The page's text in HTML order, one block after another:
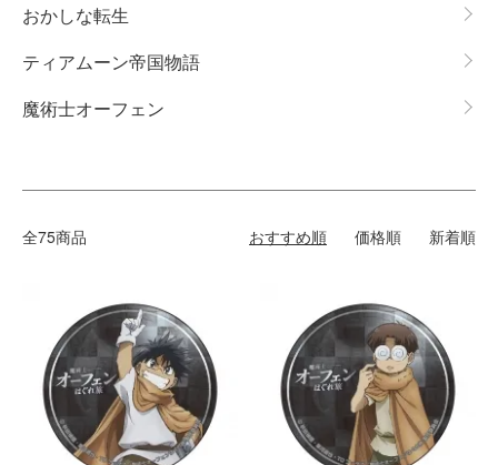
おかしな転生
ティアムーン帝国物語
魔術士オーフェン
全75商品 おすすめ順 価格順 新着順